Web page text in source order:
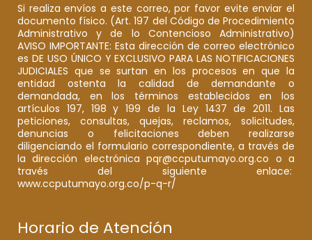
Si realiza envíos a este correo, por favor evite enviar el
documento físico. (Art. 197 del Código de Procedimiento
Administrativo y de lo Contencioso Administrativo)
AVISO IMPORTANTE: Esta dirección de correo electrónico
es DE USO ÚNICO Y EXCLUSIVO PARA LAS NOTIFICACIONES
JUDICIALES que se surtan en los procesos en que la
entidad ostenta la calidad de demandante o
demandada, en los términos establecidos en los
artículos 197, 198 y 199 de la Ley 1437 de 2011. Las
peticiones, consultas, quejas, reclamos, solicitudes,
denuncias o felicitaciones deben realizarse
diligenciando el formulario correspondiente, a través de
la dirección electrónica pqr@ccputumayo.org.co o a
través del siguiente enlace:
www.ccputumayo.org.co/p-q-r/
Horario de Atención